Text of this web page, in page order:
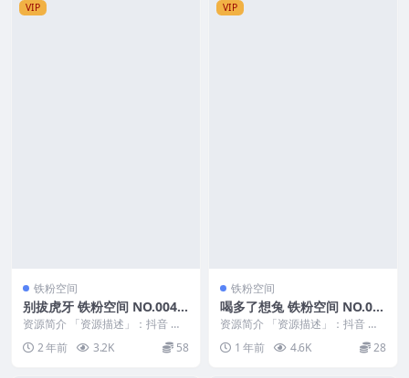
VIP
铁粉空间
别拔虎牙 铁粉空间 NO.004
期
资源简介 「资源描述」：抖音 别
拔虎牙 铁粉空间 NO.004期 【56
P】 「...
2 年前 3.2K 58
VIP
铁粉空间
喝多了想兔 铁粉空间 NO.00
4期 最新至：2025.4.7
资源简介 「资源描述」：抖音 喝
多了想兔 铁粉空间 NO.004期 【1
0P2V...
1 年前 4.6K 28